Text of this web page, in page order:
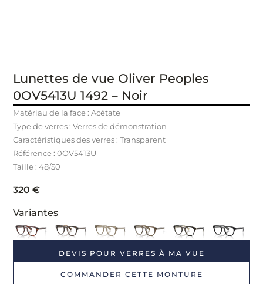
Lunettes de vue Oliver Peoples
0OV5413U 1492 – Noir
Matériau de la face : Acétate
Type de verres : Verres de démonstration
Caractéristiques des verres : Transparent
Référence : 0OV5413U
Taille : 48/50
320€
Variantes
DEVIS POUR VERRES À MA VUE
COMMANDER CETTE MONTURE